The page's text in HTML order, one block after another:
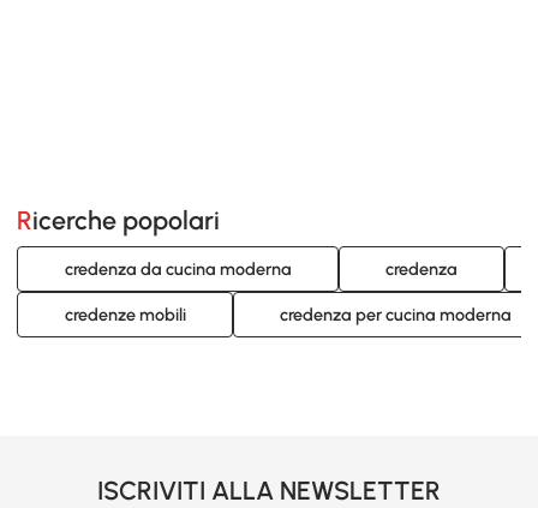
Ricerche popolari
credenza da cucina moderna credenza
credenze mobili credenza per cucina moderna
ISCRIVITI ALLA NEWSLETTER